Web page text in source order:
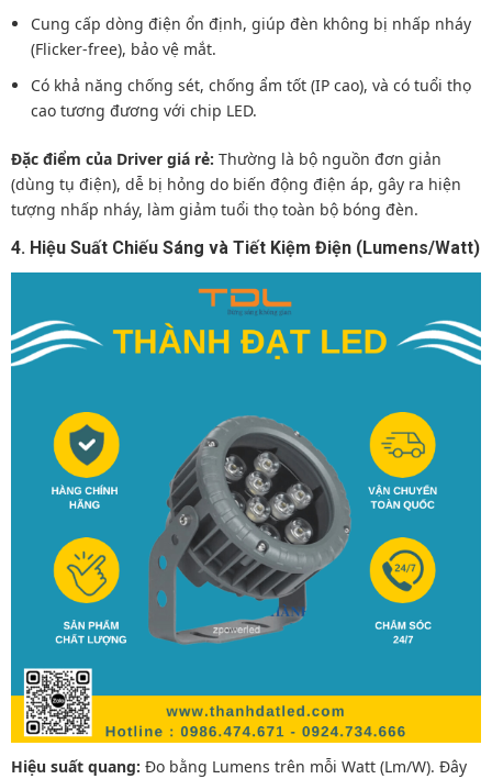
Cung cấp dòng điện ổn định, giúp đèn không bị nhấp nháy
(Flicker-free), bảo vệ mắt.
Có khả năng chống sét, chống ẩm tốt (IP cao), và có tuổi thọ
cao tương đương với chip LED.
Đặc điểm của Driver giá rẻ: Thường là bộ nguồn đơn giản
(dùng tụ điện), dễ bị hỏng do biến động điện áp, gây ra hiện
tượng nhấp nháy, làm giảm tuổi thọ toàn bộ bóng đèn.
4. Hiệu Suất Chiếu Sáng và Tiết Kiệm Điện (Lumens/Watt)
Hiệu suất quang: Đo bằng Lumens trên mỗi Watt (Lm/W). Đây